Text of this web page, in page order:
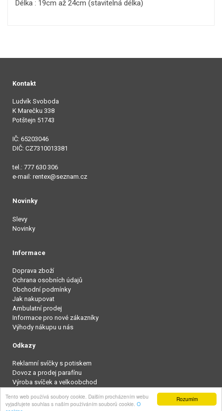
Rozumím
Tento web používá soubory cookie. Dalším procházením webu
vyjadřujete souhlas s naším používáním souborů cookie. O
Délka : 19cm až 24cm (stavitelná délka)
Kontakt
Ludvík Svoboda
K Marečku 338
Potštejn 51743
IČ: 65203046
DIČ: CZ7310013381
tel.: 777 630 306
e-mail: rentex@seznam.cz
Novinky
Slevy
Novinky
Informace
Doprava zboží
Ochrana osobních údajů
Obchodní podmínky
Jak nakupovat
Ambulatní prodej
Informace pro nové zákazníky
Výhody nákupu u nás
Odkazy
Reklamní svíčky s potiskem
Dovoz a prodej parafínu
Výroba svíček a velkoobchod
Vypnout zobrazení pro mobily